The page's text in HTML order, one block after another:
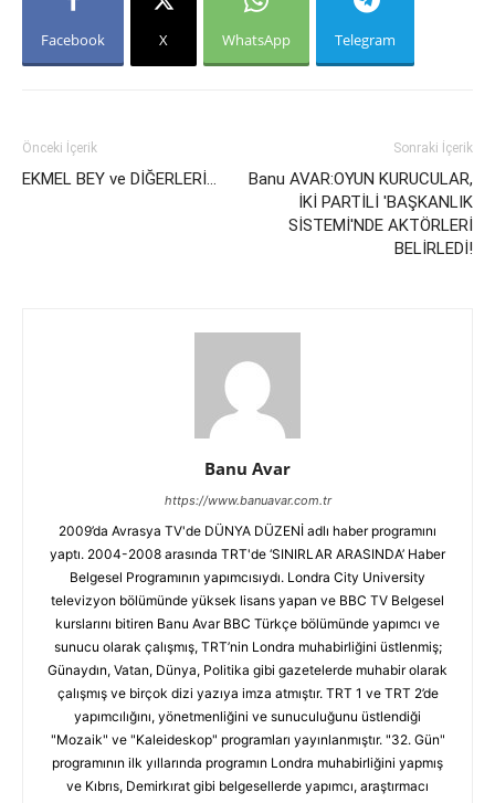
Facebook X WhatsApp Telegram
Önceki İçerik
EKMEL BEY ve DİĞERLERİ…
Sonraki İçerik
Banu AVAR:OYUN KURUCULAR,
İKİ PARTİLİ 'BAŞKANLIK
SİSTEMİ'NDE AKTÖRLERİ
BELİRLEDİ!
Banu Avar
https://www.banuavar.com.tr
2009’da Avrasya TV'de DÜNYA DÜZENİ adlı haber programını
yaptı. 2004-2008 arasında TRT'de ‘SINIRLAR ARASINDA’ Haber
Belgesel Programının yapımcısıydı. Londra City University
televizyon bölümünde yüksek lisans yapan ve BBC TV Belgesel
kurslarını bitiren Banu Avar BBC Türkçe bölümünde yapımcı ve
sunucu olarak çalışmış, TRT’nin Londra muhabirliğini üstlenmiş;
Günaydın, Vatan, Dünya, Politika gibi gazetelerde muhabir olarak
çalışmış ve birçok dizi yazıya imza atmıştır. TRT 1 ve TRT 2’de
yapımcılığını, yönetmenliğini ve sunuculuğunu üstlendiği
"Mozaik" ve "Kaleideskop" programları yayınlanmıştır. "32. Gün"
programının ilk yıllarında programın Londra muhabirliğini yapmış
ve Kıbrıs, Demirkırat gibi belgesellerde yapımcı, araştırmacı